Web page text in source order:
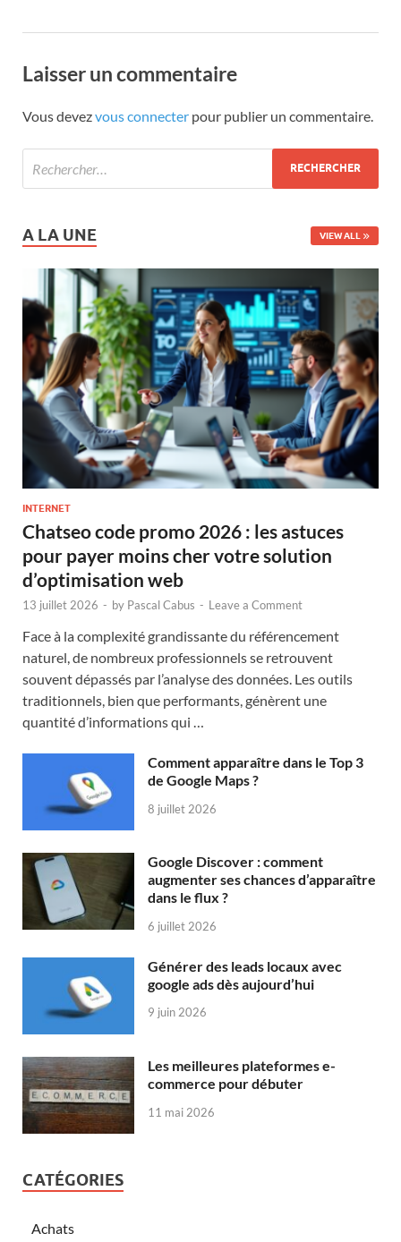
Laisser un commentaire
Vous devezvous connecter pour publier un commentaire.
A LA UNE VIEW ALL
INTERNET
Chatseo code promo 2026 : les astuces
pour payer moins cher votre solution
d’optimisation web
13 juillet 2026 - by Pascal Cabus - Leave a Comment
Face à la complexité grandissante du référencement
naturel, de nombreux professionnels se retrouvent
souvent dépassés par l’analyse des données. Les outils
traditionnels, bien que performants, génèrent une
quantité d’informations qui …
Comment apparaître dans le Top 3
de Google Maps ?
8 juillet 2026
Google Discover : comment
augmenter ses chances d’apparaître
dans le flux ?
6 juillet 2026
Générer des leads locaux avec
google ads dès aujourd’hui
9 juin 2026
Les meilleures plateformes e-
commerce pour débuter
11 mai 2026
CATÉGORIES
Achats